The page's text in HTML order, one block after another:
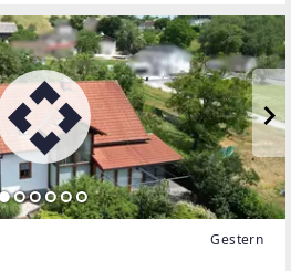
Gestern